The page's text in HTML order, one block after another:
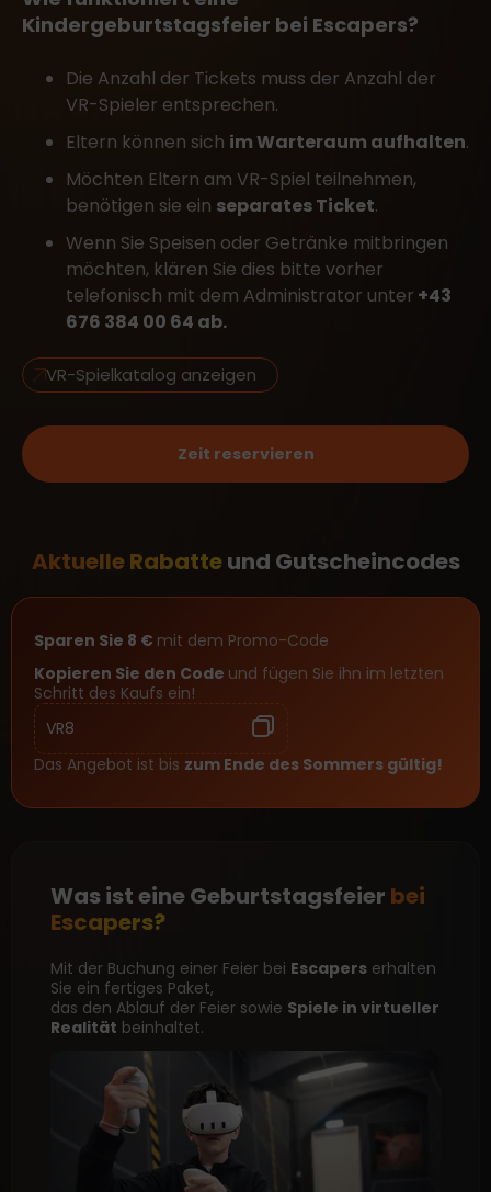
Kindergeburtstagsfeier bei Escapers?
Die Anzahl der Tickets muss der Anzahl der
VR-Spieler entsprechen.
Eltern können sich im Warteraum aufhalten.
Möchten Eltern am VR-Spiel teilnehmen,
benötigen sie ein separates Ticket.
Wenn Sie Speisen oder Getränke mitbringen
möchten, klären Sie dies bitte vorher
telefonisch mit dem Administrator unter +43
676 384 00 64 ab.
VR-Spielkatalog anzeigen
Zeit reservieren
Aktuelle Rabatteund Gutscheincodes
Sparen Sie 8 € mit dem Promo-Code
Kopieren Sie den Code und fügen Sie ihn im letzten
Schritt des Kaufs ein!
VR8
Das Angebot ist bis zum Ende des Sommers gültig!
Was ist eine Geburtstagsfeier bei
Escapers?
Mit der Buchung einer Feier bei Escapers erhalten
Sie ein fertiges Paket,
das den Ablauf der Feier sowie Spiele in virtueller
Realität beinhaltet.